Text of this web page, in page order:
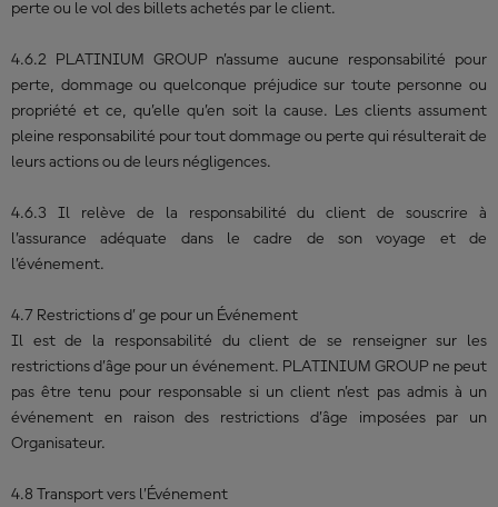
perte ou le vol des billets achetés par le client.
4.6.2 PLATINIUM GROUP n’assume aucune responsabilité pour
perte, dommage ou quelconque préjudice sur toute personne ou
propriété et ce, qu’elle qu’en soit la cause. Les clients assument
pleine responsabilité pour tout dommage ou perte qui résulterait de
leurs actions ou de leurs négligences.
4.6.3 Il relève de la responsabilité du client de souscrire à
l’assurance adéquate dans le cadre de son voyage et de
l’événement.
4.7 Restrictions d’ ge pour un Événement
Il est de la responsabilité du client de se renseigner sur les
restrictions d’âge pour un événement. PLATINIUM GROUP ne peut
pas être tenu pour responsable si un client n’est pas admis à un
événement en raison des restrictions d’âge imposées par un
Organisateur.
4.8 Transport vers l’Événement